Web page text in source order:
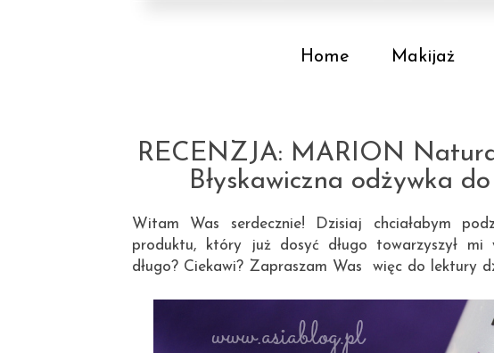
Home Makijaż
RECENZJA: MARION
Błyskawiczna odżywka
Witam Was serdecznie! Dzisiaj chciałabym
produktu, który już dosyć długo towarzyszył
długo? Ciekawi? Zapraszam Was więc do lektury